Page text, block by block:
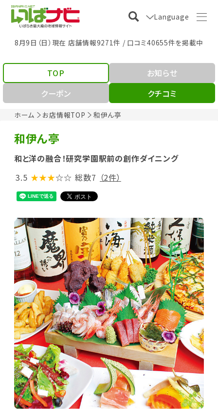
Language
8月9日（日）現在 店舗情報9271件 / 口コミ40655件を掲載中
ホーム お店情報TOP 和伊ん亭
TOP
お知らせ
クーポン
クチコミ
和伊ん亭
和と洋の融合！研究学園駅前の創作ダイニング
3.5 ★★★☆☆ 総数7 （2件）